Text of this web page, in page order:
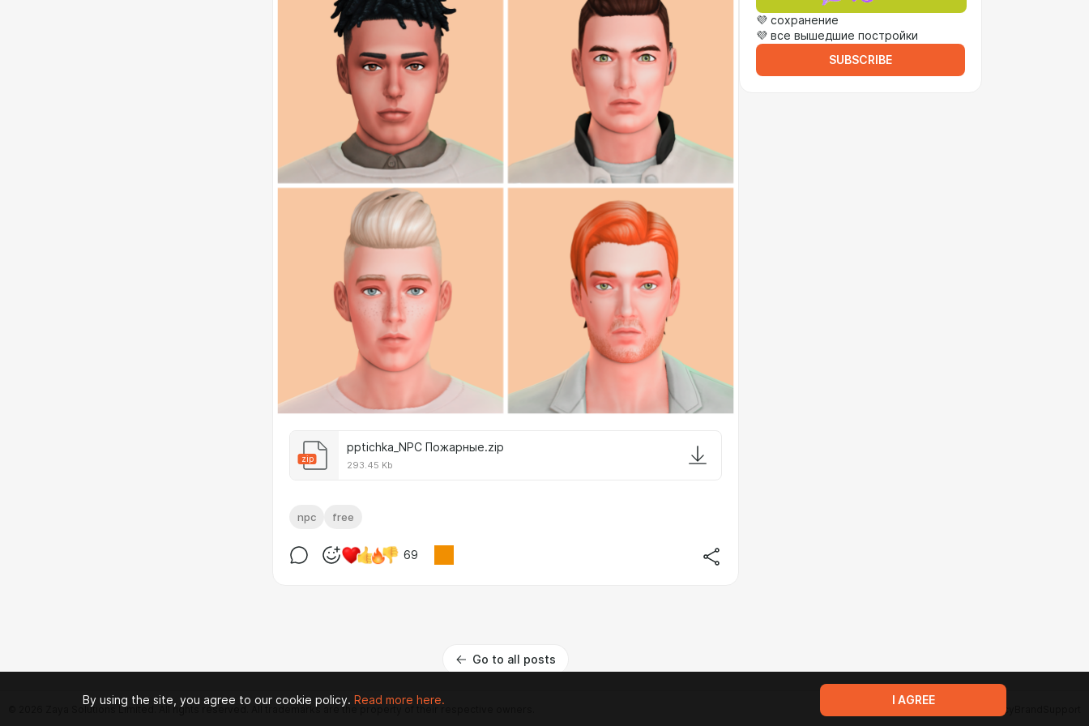
zip
pptichka_NPC Пожарные.zip
293.45 Kb
npc free
69
Go to all posts
💜 сохранение
💜 все вышедшие постройки
SUBSCRIBE
© 2026 Zaya Solutions Limited. All rights reserved. All trademarks are the property of their respective owners. Privacy policy
By using the site, you agree to our cookie policy. Read more here. I AGREE